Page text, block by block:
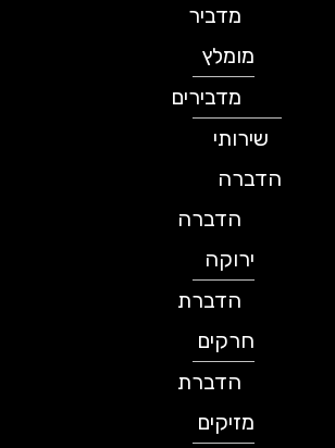
מדביר
מומלץ
מדבירים
שירותי
הדברה
הדברה
ירוקה
הדברת
חרקים
הדברת
מזיקים